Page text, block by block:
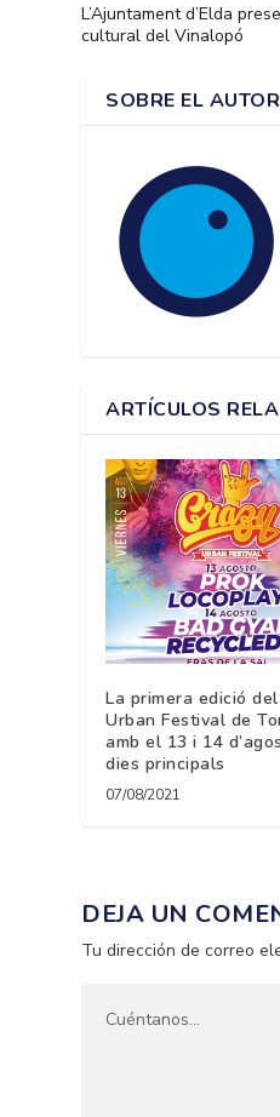
L’Ajuntament d’Elda
cultural del Vinalopó
SOBRE EL AUTOR
ARTÍCULOS
La primera edició
Urban Festival de
amb el 13 i 14
dies principals
07/08/2021
DEJA UN
Tu dirección de correo